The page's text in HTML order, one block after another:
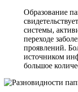
Образование
системы,
переходе
проявлений.
источником
большое